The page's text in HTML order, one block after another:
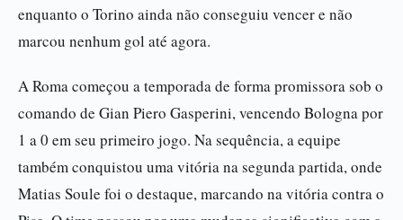
enquanto o Torino ainda não conseguiu vencer e não
marcou nenhum gol até agora.
A Roma começou a temporada de forma promissora sob o
comando de Gian Piero Gasperini, vencendo Bologna por
1 a 0 em seu primeiro jogo. Na sequência, a equipe
também conquistou uma vitória na segunda partida, onde
Matias Soule foi o destaque, marcando na vitória contra o